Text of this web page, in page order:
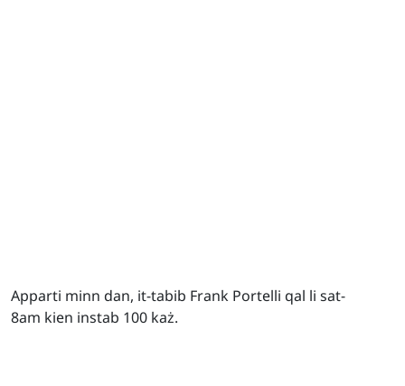
Apparti minn dan, it-tabib Frank Portelli qal li sat-
8am kien instab 100 każ.